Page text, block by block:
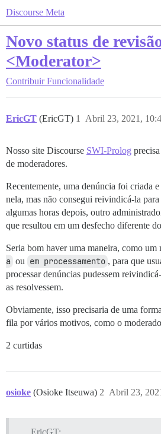
Discourse Meta
Novo status de
<Moderator>
Contribuir Funcionalidade
EricGT (EricGT) Abril 23, 2021,
1
Nosso site Discourse SWI-Prolog
de moderadores.
Recentemente, uma denúncia foi criada
nela, mas não consegui reivindicá-la
algumas horas depois, outro
que resultou em um desfecho diferente
Seria bom haver uma maneira, como um
a ou em processamento , para que
processar denúncias pudessem
as resolvessem.
Obviamente, isso precisaria de uma
fila por vários motivos, como o
2 curtidas
osioke (Osioke Itseuwa) Abril 23,
2
EricGT: